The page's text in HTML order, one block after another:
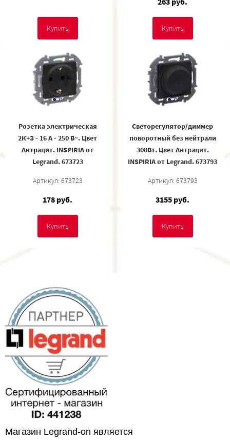
Купить Купить
Розетка электрическая
2К+З - 16 А - 250 В~. Цвет
Антрацит. INSPIRIA от
Legrand. 673723
Артикул: 673723
178 руб.
Купить
Светорегулятор/диммер
поворотный без нейтрали
300Вт. Цвет Антрацит.
INSPIRIA от Legrand. 673793
Артикул: 673793
3155 руб.
Купить
Магазин Legrand-on является